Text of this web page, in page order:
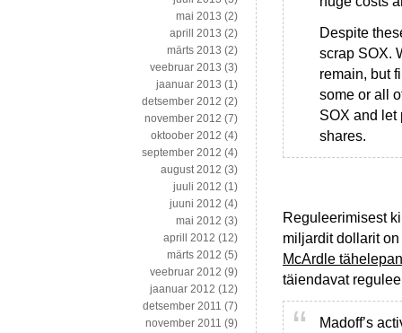
Despite
scrap SOX.
remain, but
some or all
SOX and let
shares.
Reguleerimisest
miljardit dollarit
McArdle
täiendavat
Madoff’s
mai 2013 (2)
aprill 2013 (2)
märts 2013 (2)
veebruar 2013 (3)
jaanuar 2013 (1)
detsember 2012 (2)
november 2012 (7)
oktoober 2012 (4)
september 2012 (4)
august 2012 (3)
juuli 2012 (1)
juuni 2012 (4)
mai 2012 (3)
aprill 2012 (12)
märts 2012 (5)
veebruar 2012 (9)
jaanuar 2012 (12)
detsember 2011 (7)
november 2011 (9)